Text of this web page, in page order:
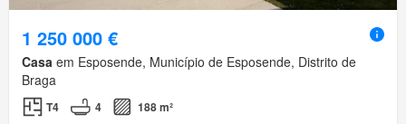
1 250 000 €
Casa em Esposende, Município de Esposende, Distrito de
Braga
T4 4 188 m²